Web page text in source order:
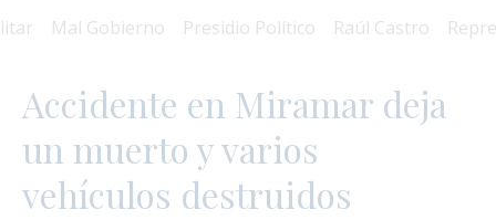
Mal Gobierno Presidio Político Raúl Castro
Accidente en Miramar deja
un muerto y varios
vehículos destruidos